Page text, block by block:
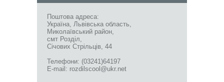
Поштова адреса:
Україна, Львівська область,
Миколаївський район,
смт Розділ,
Січових Стрільців, 44
Телефони: (03241)64197
E-mail: rozdilscool@ukr.net